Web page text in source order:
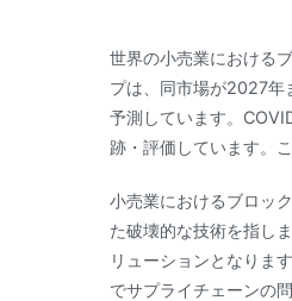
世界の小売業における
プは、同市場が2027
予測しています。
跡・評価しています。
小売業におけるブロッ
た破壊的な技術を指し
リューションとなりま
でサプライチェーンの